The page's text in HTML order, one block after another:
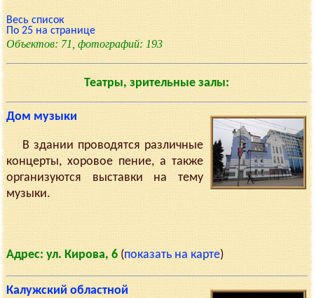
Весь список
По 25 на странице
Объектов: 71, фотографий: 193
Театры, зрительные залы:
Дом музыки
В здании проводятся различные
концерты, хоровое пение, а также
организуются выставки на тему
музыки.
Адрес: ул. Кирова, 6(показать на карте)
Калужский областной